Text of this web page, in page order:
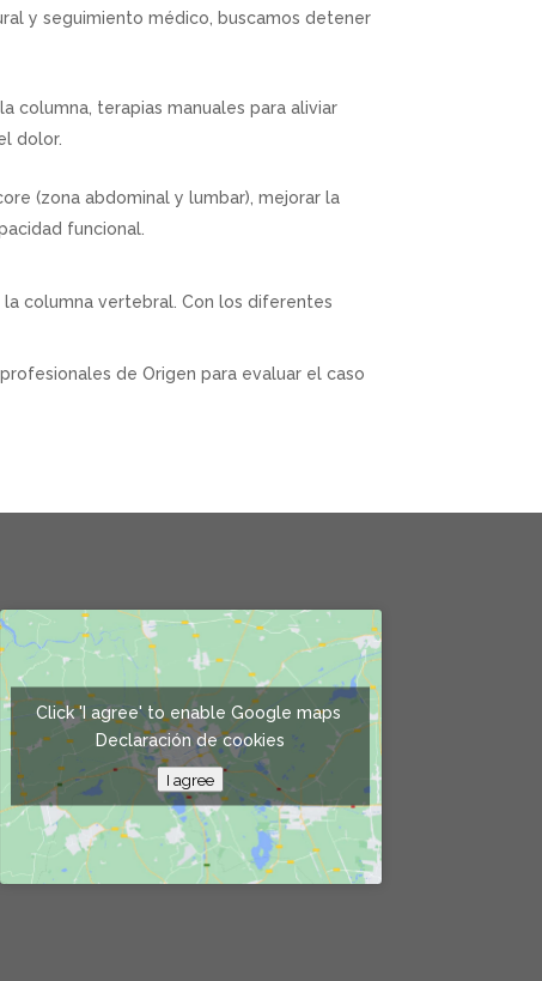
y seguimiento médico, buscamos detener
columna, terapias manuales para aliviar
dolor.
(zona abdominal y lumbar), mejorar la
funcional.
columna vertebral. Con los diferentes
de Origen para evaluar el caso
Click 'I agree' to enable Google maps
Declaración de cookies
I agree